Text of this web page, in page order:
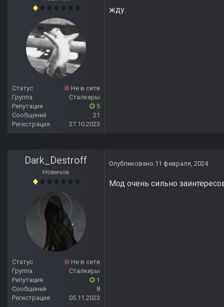
Статус
Не в сети
Группа
Сталкеры
Репутация
5
Сообщений
21
Регистрация
27.10.2023
жду.
Dark_Destroff
Новичок
Статус
Не в сети
Группа
Сталкеры
Репутация
1
Сообщений
8
Регистрация
05.11.2023
Опубликовано 11 февраля, 2024
Мод очень сильно